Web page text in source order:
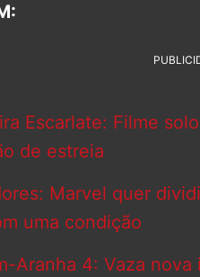
Escarlate: Filme
de estreia
Marvel quer
uma condição
Aranha 4: Vaza